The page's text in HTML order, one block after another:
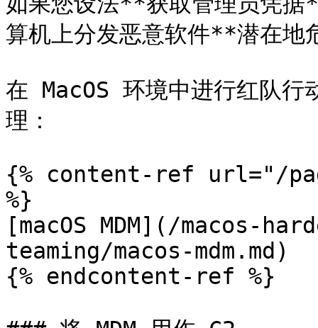
算机上分发恶意软件**潜在地
在 MacOS 环境中进行红队行
理：
{% content-ref url="/
%}
[macOS MDM](/macos-
teaming/macos-mdm.md)
{% endcontent-ref %}